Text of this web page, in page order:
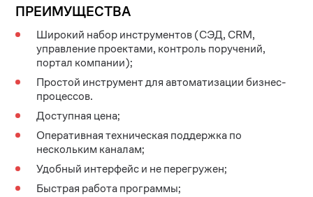
ПРЕИМУЩЕСТВА
Широкий набор инструментов (СЭД, CRM,
управление проектами, контроль поручений,
портал компании);
Простой инструмент для автоматизации бизнес-
процессов.
Доступная цена;
Оперативная техническая поддержка по
нескольким каналам;
Удобный интерфейс и не перегружен;
Быстрая работа программы;